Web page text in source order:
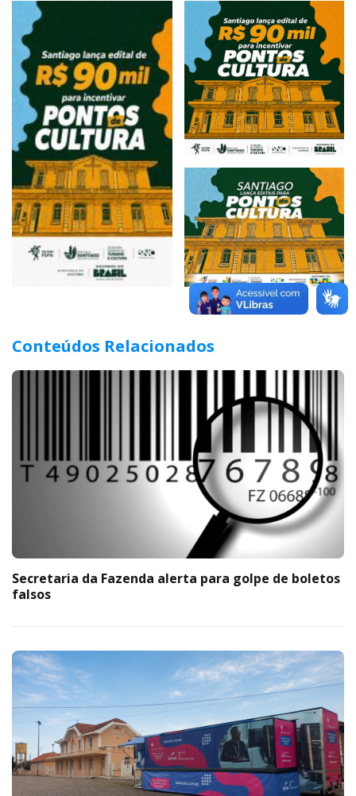
Conteúdos Relacionados
Secretaria da Fazenda alerta para golpe de boletos
falsos